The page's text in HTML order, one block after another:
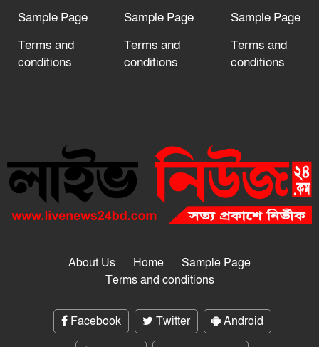
Sample Page
Terms and
conditions
Sample Page
Terms and
conditions
Sample Page
Terms and
conditions
About Us Home
Sample Page
Terms and conditions
Facebook Twitter
Android